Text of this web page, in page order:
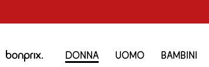
Donna Uomo Bambini